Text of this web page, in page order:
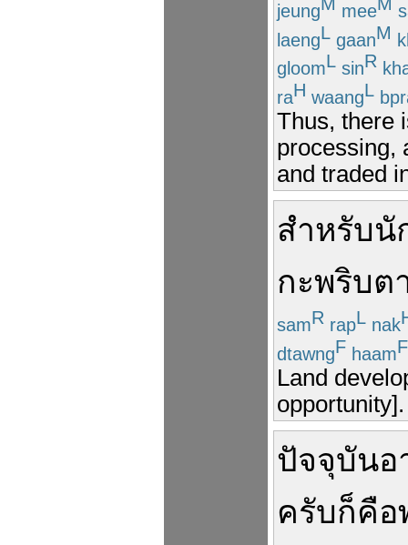
jeung mee
laengL gaanM
gloomL sinR
raH waangL
Thus, there
processing,
and traded
สำหรับนั
กะพริบต
samR rapL nak
dtawngF haamF
Land
opportunity].
ปัจจุบันอ
ครับก็คือ